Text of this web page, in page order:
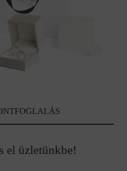
el üzletünkbe!